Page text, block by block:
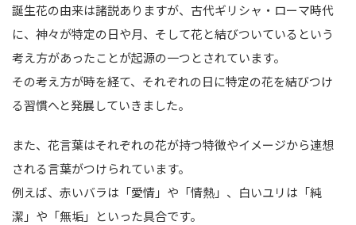
誕生花の由来は諸説ありますが、古代ギリシャ・ローマ時代
に、神々が特定の日や月、そして花と結びついているという
考え方があったことが起源の一つとされています。
その考え方が時を経て、それぞれの日に特定の花を結びつけ
る習慣へと発展していきました。
また、花言葉はそれぞれの花が持つ特徴やイメージから連想
される言葉がつけられています。
例えば、赤いバラは「愛情」や「情熱」、白いユリは「純
潔」や「無垢」といった具合です。